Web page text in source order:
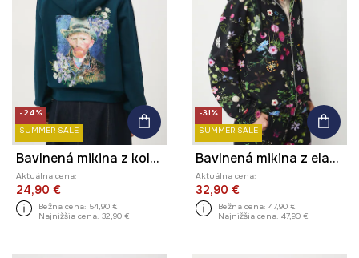
-24%
SUMMER SALE
Bavlnená mikina z kolekcie Eviva L'arte
Aktuálna cena:
24,90 €
Bežná cena: 54,90 €
Najnižšia cena: 32,90 €
-31%
SUMMER SALE
Bavlnená mikina z elastánu vzorovaná
Aktuálna cena:
32,90 €
Bežná cena: 47,90 €
Najnižšia cena: 47,90 €